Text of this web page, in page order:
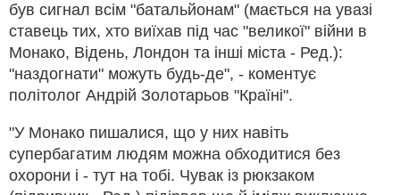
був сигнал всім "батальйонам" (мається на увазі
ставець тих, хто виїхав під час "великої" війни в
Монако, Відень, Лондон та інші міста - Ред.):
"наздогнати" можуть будь-де", - коментує
політолог Андрій Золотарьов "Країні".
"У Монако пишалися, що у них навіть
супербагатим людям можна обходитися без
охорони і - тут на тобі. Чувак із рюкзаком